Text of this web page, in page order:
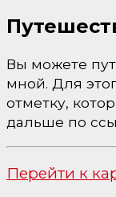
Вы можете
мной. Для
отметку,
дальше по
Перейти к